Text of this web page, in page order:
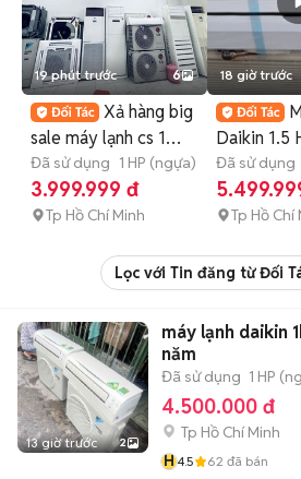
19 phút trước 6
Xả hàng big
sale máy lạnh cs 1
đến 10hp giá chỉ từ
Đã sử dụng 1 HP (ngựa)
3.999.999 đ
Tp Hồ Chí Minh
18 giờ trước
Daikin 1.5
INVETER
TRẢ GÓP
Đã sử dụng
(ngựa)
Tp Hồ Chí
Lọc với Tin đăng từ Đối
13 giờ trước 2
máy lạnh daikin 1hp invet gas
năm
Đã sử dụng 1 HP
4.500.000 đ
Tp Hồ Chí Minh
H4.5 62 đã bán